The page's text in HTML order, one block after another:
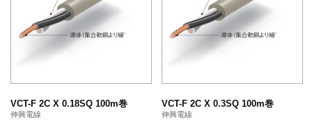
VCT-F 2C X 0.18SQ 100m巻
伸興電線
VCT-F 2C X 0.3SQ 100m巻
伸興電線